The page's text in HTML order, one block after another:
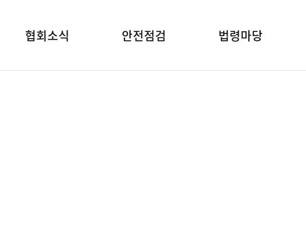
협회소식 안전점검 법령마당